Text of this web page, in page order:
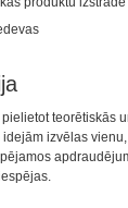
teorētiskās
izvēlas